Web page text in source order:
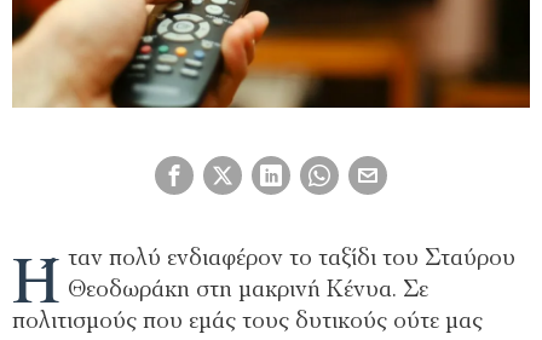
Ή ταν πολύ ενδιαφέρον το ταξίδι του Σταύρου
Θεοδωράκη στη μακρινή Κένυα. Σε
πολιτισμούς που εμάς τους δυτικούς ούτε μας